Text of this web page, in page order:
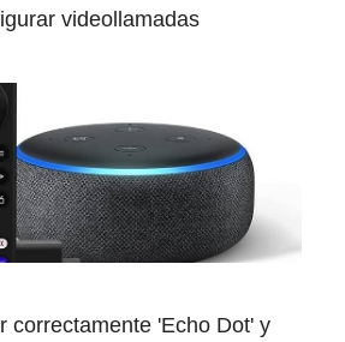
videollamadas
correctamente 'Echo Dot' y